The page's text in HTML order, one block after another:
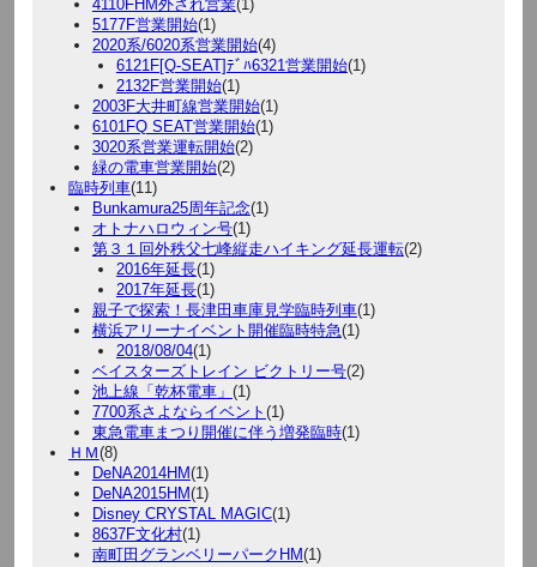
4110FHM外され営業(1)
5177F営業開始(1)
2020系/6020系営業開始(4)
6121F[Q-SEAT]ﾃﾞﾊ6321営業開始(1)
2132F営業開始(1)
2003F大井町線営業開始(1)
6101FQ SEAT営業開始(1)
3020系営業運転開始(2)
緑の電車営業開始(2)
臨時列車(11)
Bunkamura25周年記念(1)
オトナハロウィン号(1)
第３１回外秩父七峰縦走ハイキング延長運転(2)
2016年延長(1)
2017年延長(1)
親子で探索！長津田車庫見学臨時列車(1)
横浜アリーナイベント開催臨時特急(1)
2018/08/04(1)
ベイスターズトレイン ビクトリー号(2)
池上線「乾杯電車」 (1)
7700系さよならイベント (1)
東急電車まつり開催に伴う増発臨時(1)
ＨＭ(8)
DeNA2014HM(1)
DeNA2015HM(1)
Disney CRYSTAL MAGIC(1)
8637F文化村(1)
南町田グランベリーパークHM(1)